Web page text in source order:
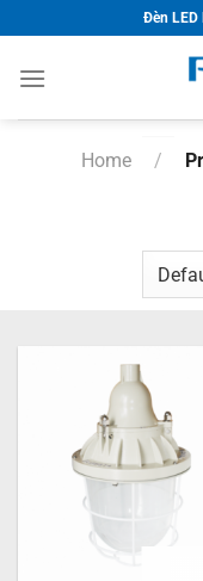
to
content
Đèn LED
Home /